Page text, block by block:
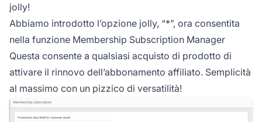
jolly!
Abbiamo introdotto l’opzione jolly, “*”, ora consentita
nella funzione Membership Subscription Manager
Questa consente a qualsiasi acquisto di prodotto di
attivare il rinnovo dell’abbonamento affiliato. Semplicità
al massimo con un pizzico di versatilità!